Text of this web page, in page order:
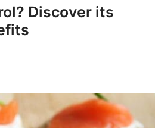
Discover its